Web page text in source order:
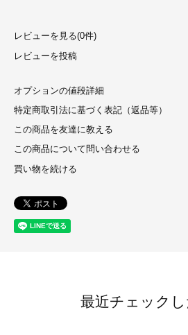
レビューを見る(0件)
レビューを投稿
オプションの値段詳細
特定商取引法に基づく表記（返品等）
この商品を友達に教える
この商品について問い合わせる
買い物を続ける
最近チェック